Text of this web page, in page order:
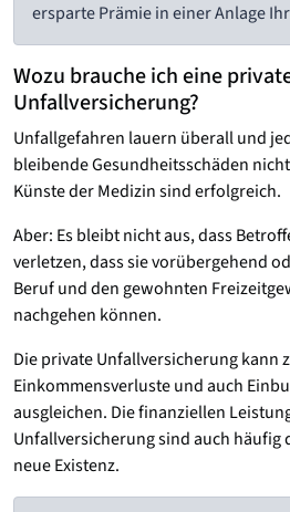
ersparte Prämie in einer Anlage
Wozu brauche ich eine
Unfallversicherung?
Unfallgefahren lauern überall und
bleibende Gesundheitsschäden
Künste der Medizin sind erfolgreich.
Aber: Es bleibt nicht aus, dass
verletzen, dass sie vorübergehend
Beruf und den gewohnten
nachgehen können.
Die private Unfallversicherung kann
Einkommensverluste und auch
ausgleichen. Die finanziellen
Unfallversicherung sind auch häufig
neue Existenz.